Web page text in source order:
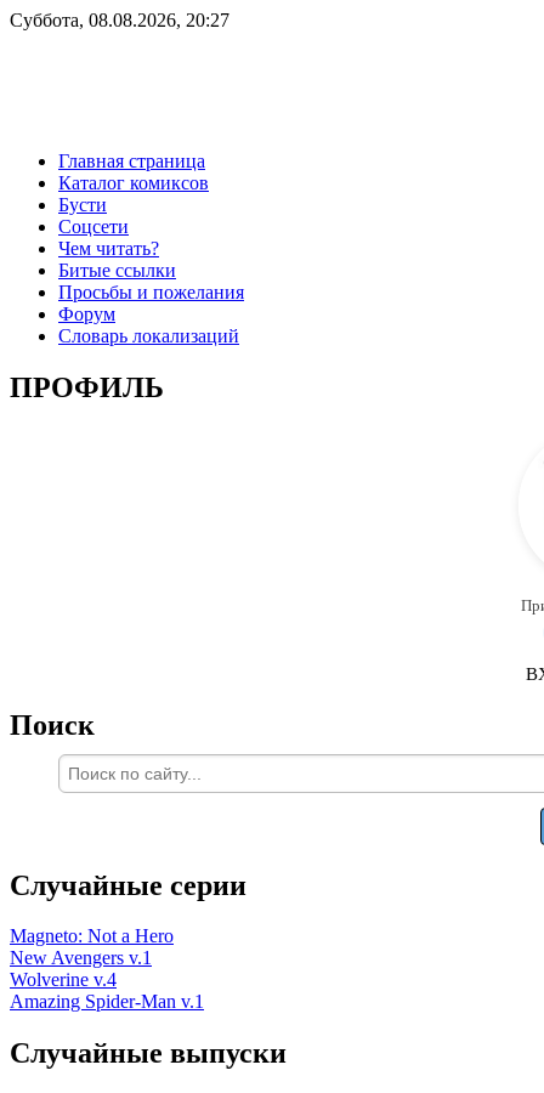
Суббота, 08.08.2026, 20:27
Главная страница
Каталог комиксов
Бусти
Соцсети
Чем читать?
Битые ссылки
Просьбы и пожелания
Форум
Словарь локализаций
ПРОФИЛЬ
Поиск
Случайные серии
Magneto: Not a Hero
New Avengers v.1
Wolverine v.4
Amazing Spider-Man v.1
Случайные выпуски